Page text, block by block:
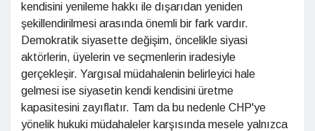
kendisini yenileme hakkı ile dışarıdan yeniden
şekillendirilmesi arasında önemli bir fark vardır.
Demokratik siyasette değişim, öncelikle siyasi
aktörlerin, üyelerin ve seçmenlerin iradesiyle
gerçekleşir. Yargısal müdahalenin belirleyici hale
gelmesi ise siyasetin kendi kendisini üretme
kapasitesini zayıflatır. Tam da bu nedenle CHP'ye
yönelik hukuki müdahaleler karşısında mesele yalnızca